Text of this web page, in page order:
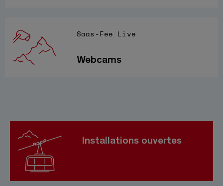
Saas-Fee Live
Webcams
Installations ouvertes